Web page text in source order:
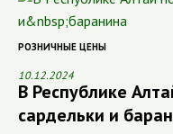
РОЗНИЧНЫЕ ЦЕНЫ
10.12.2024
В Республике
сардельки и